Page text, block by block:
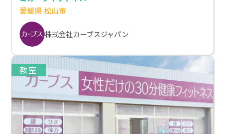
愛媛県 松山市
株式会社カーブスジャパン
教室